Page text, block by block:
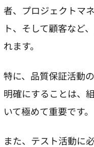
者、プロジェクトマ
ト、そして顧客など
れます。
特に、品質保証活動
明確にすることは、
いて極めて重要です。
また、テスト活動に